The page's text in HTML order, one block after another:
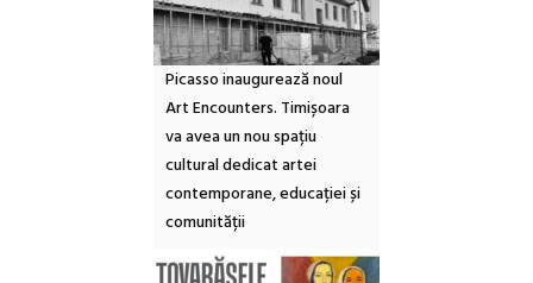
Picasso inaugurează noul
Art Encounters. Timișoara
va avea un nou spațiu
cultural dedicat artei
contemporane, educației și
comunității